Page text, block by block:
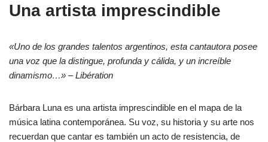
Una artista imprescindible
«Uno de los grandes talentos argentinos, esta cantautora posee
una voz que la distingue, profunda y cálida, y un increíble
dinamismo…» –Libération
Bárbara Luna es una artista imprescindible en el mapa de la
música latina contemporánea. Su voz, su historia y su arte nos
recuerdan que cantar es también un acto de resistencia, de